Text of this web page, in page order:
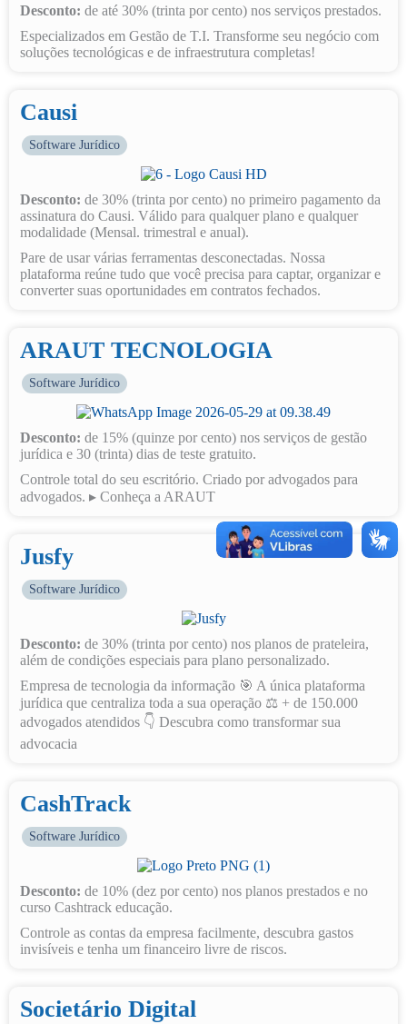
Desconto: de até 30% (trinta por cento) nos serviços prestados.
Especializados em Gestão de T.I. Transforme seu negócio com
soluções tecnológicas e de infraestrutura completas!
Causi
Software Jurídico
Desconto: de 30% (trinta por cento) no primeiro pagamento da
assinatura do Causi. Válido para qualquer plano e qualquer
modalidade (Mensal. trimestral e anual).
Pare de usar várias ferramentas desconectadas. Nossa
plataforma reúne tudo que você precisa para captar, organizar e
converter suas oportunidades em contratos fechados.
ARAUT TECNOLOGIA
Software Jurídico
Desconto: de 15% (quinze por cento) nos serviços de gestão
jurídica e 30 (trinta) dias de teste gratuito.
Controle total do seu escritório. Criado por advogados para
advogados. ▸ Conheça a ARAUT
Jusfy
Software Jurídico
Desconto: de 30% (trinta por cento) nos planos de prateleira,
além de condições especiais para plano personalizado.
Empresa de tecnologia da informação 🎯 A única plataforma
jurídica que centraliza toda a sua operação ⚖️ + de 150.000
advogados atendidos 👇 Descubra como transformar sua
advocacia
CashTrack
Software Jurídico
Desconto: de 10% (dez por cento) nos planos prestados e no
curso Cashtrack educação.
Controle as contas da empresa facilmente, descubra gastos
invisíveis e tenha um financeiro livre de riscos.
Societário Digital